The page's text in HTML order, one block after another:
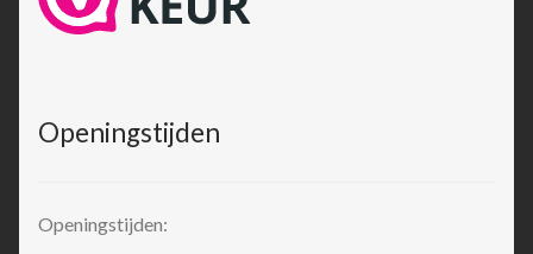
Openingstijden
Openingstijden: